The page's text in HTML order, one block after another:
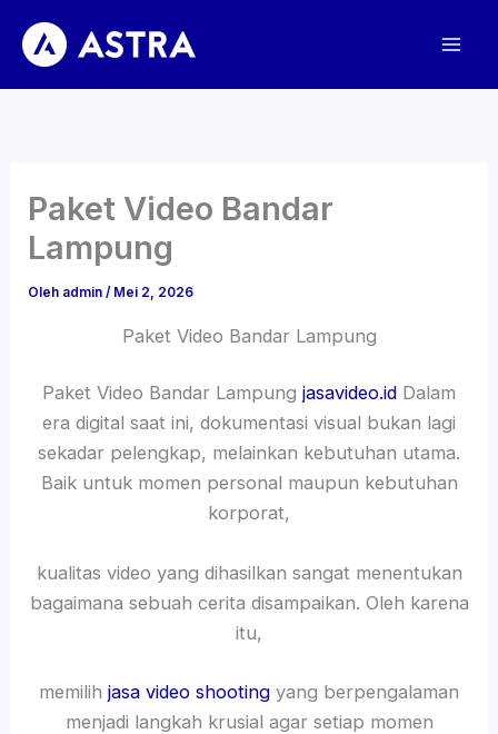
konten
Paket Video Bandar
Lampung
Oleh admin/ Mei 2, 2026
Paket Video Bandar Lampung
Paket Video Bandar Lampung jasavideo.id Dalam
era digital saat ini, dokumentasi visual bukan lagi
sekadar pelengkap, melainkan kebutuhan utama.
Baik untuk momen personal maupun kebutuhan
korporat,
kualitas video yang dihasilkan sangat menentukan
bagaimana sebuah cerita disampaikan. Oleh karena
itu,
memilih jasa video shooting yang berpengalaman
menjadi langkah krusial agar setiap momen